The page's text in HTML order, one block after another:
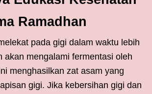
Ramadhan
pada gigi dalam waktu lebih
akan mengalami fermentasi oleh
menghasilkan zat asam yang
gigi. Jika kebersihan gigi dan